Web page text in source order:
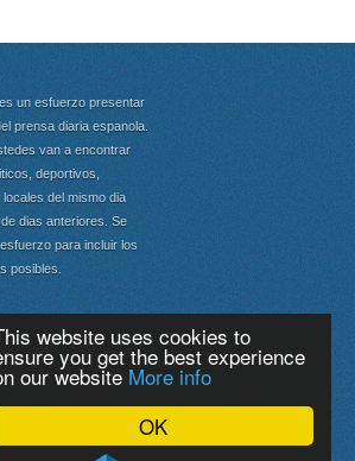
OK
website uses cookies to
you get the best experience
our website More info
un esfuerzo presentar
prensa diaria espanola.
van a encontrar
deportivos,
del mismo dia
dias anteriores. Se
para incluir los
posibles.